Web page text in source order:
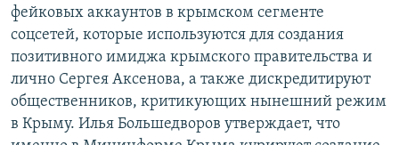
фейковых аккаунтов в крымском сегменте
соцсетей, которые используются для создания
позитивного имиджа крымского правительства и
лично Сергея Аксенова, а также дискредитируют
общественников, критикующих нынешний режим
в Крыму. Илья Большедворов утверждает, что